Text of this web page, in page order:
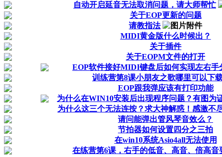
自动开启延音无法取消问题，请大师帮忙
关于EOP更新的问题
请教指法
MIDI黄金版什么时候出？
关于插件
关于EOPM文件的打开
EOP软件接好MIDI键盘后如何实现左右手
训练营第8课小朋友之歌哪里可以下
EOP跟我弹应该有打印功能
为什么在WIN10安装后出现程序问题？有图为
为什么这三个无法连按？求大神解惑！感激不
请问能弹出管风琴音效么？
节拍器如何设置四分之三拍
在win10系统Asio4all无法使用
在练营第6课，右手的低音、高音、倍高音